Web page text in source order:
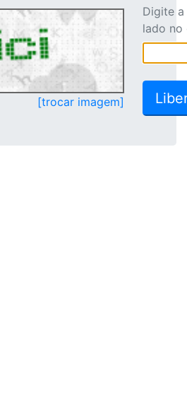
[trocar imagem]
Digite
lado no